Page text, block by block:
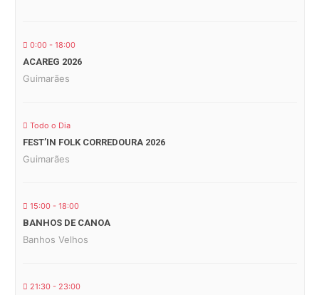
0:00 - 18:00
ACAREG 2026
Guimarães
Todo o Dia
FEST’IN FOLK CORREDOURA 2026
Guimarães
15:00 - 18:00
BANHOS DE CANOA
Banhos Velhos
21:30 - 23:00